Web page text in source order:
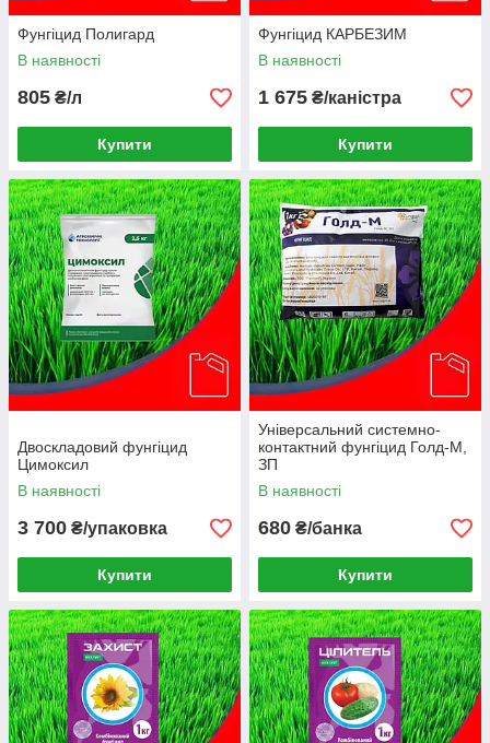
Фунгіцид Полигард
В наявності
805 ₴/л
Купити
Фунгіцид КАРБЕЗИМ
В наявності
1 675 ₴/каністра
Купити
Двоскладовий фунгіцид
Цимоксил
В наявності
3 700 ₴/упаковка
Купити
Універсальний системно-
контактний фунгіцид Голд-М,
ЗП
В наявності
680 ₴/банка
Купити